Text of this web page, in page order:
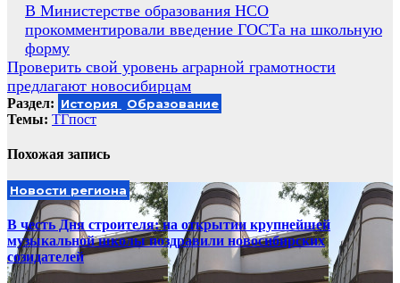
Навигация
по
записям
В Министерстве образования НСО
прокомментировали введение ГОСТа на школьную
форму
Проверить свой уровень аграрной грамотности
предлагают новосибирцам
Раздел: История Образование
Темы: ТГпост
Похожая запись
Новости региона
В честь Дня строителя: на открытии крупнейшей
музыкальной школы поздравили новосибирских
созидателей